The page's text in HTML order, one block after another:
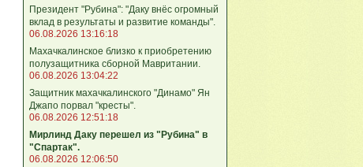
Президент "Рубина": "Даку внёс огромный
вклад в результаты и развитие команды".
06.08.2026 13:16:18
Махачкалинское близко к приобретению
полузащитника сборной Мавритании.
06.08.2026 13:04:22
Защитник махачкалинского "Динамо" Ян
Джапо порвал "кресты".
06.08.2026 12:51:18
Мирлинд Даку перешел из "Рубина" в
"Спартак".
06.08.2026 12:06:50